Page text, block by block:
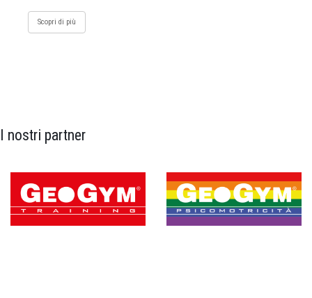
Scopri di più
I nostri partner